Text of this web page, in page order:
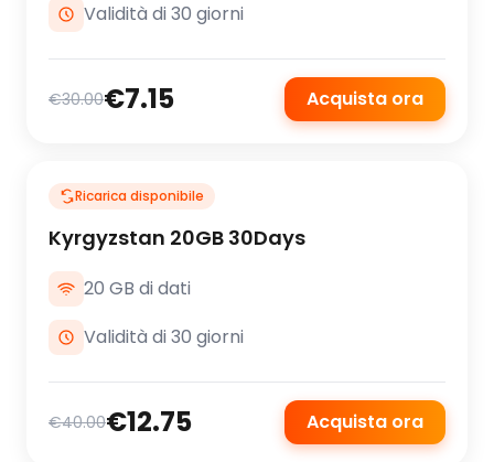
Validità di 30 giorni
€30.00€7.15 Acquista ora
Ricarica disponibile
Kyrgyzstan 20GB 30Days
20 GB di dati
Validità di 30 giorni
€40.00€12.75 Acquista ora